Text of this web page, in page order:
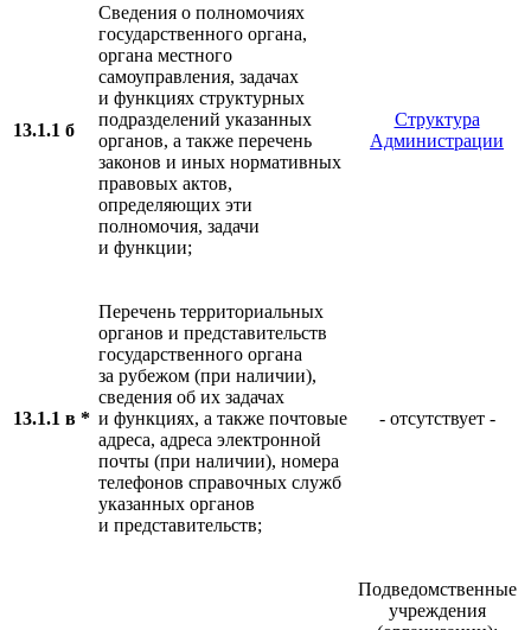
13.1.1 б
Сведения о полномочиях
государственного органа,
органа местного
самоуправления, задачах
и функциях структурных
подразделений указанных
органов, а также перечень
законов и иных нормативных
правовых актов,
определяющих эти
полномочия, задачи
и функции;
Структура
Администрации
13.1.1 в *
Перечень территориальных
органов и представительств
государственного органа
за рубежом (при наличии),
сведения об их задачах
и функциях, а также почтовые
адреса, адреса электронной
почты (при наличии), номера
телефонов справочных служб
указанных органов
и представительств;
- отсутствует -
Подведомственные
учреждения